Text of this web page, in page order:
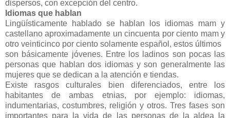
dispersos, con excepción del centro.
Idiomas que hablan
Lingüísticamente hablado se hablan los idiomas mam y
castellano aproximadamente un cincuenta por ciento mam y
otro veinticinco por ciento solamente español, estos últimos
son básicamente jóvenes. Entre los ladinos son pocas las
personas que hablan dos idiomas y son generalmente las
mujeres que se dedican a la atención e tiendas.
Existe rasgos culturales bien diferenciados, entre los
habitantes de ambas etnias, por ejemplo: idiomas,
indumentarias, costumbres, religión y otros. Tres fases son
importantes para la vida de las personas de la aldea la